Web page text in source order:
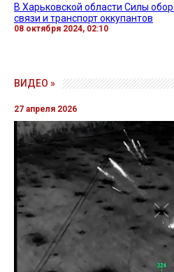
В Харьковской области Силы
связи и транспорт оккупантов
08 октября 2024, 02:10
ВИДЕО »
27 апреля 2026